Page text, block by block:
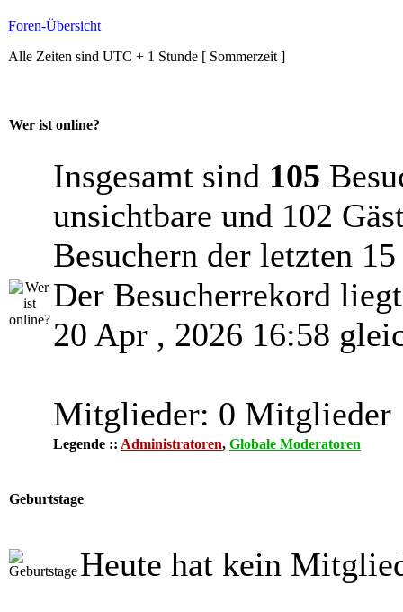
Foren-Übersicht
Alle Zeiten sind UTC + 1 Stunde [ Sommerzeit ]
Wer ist online?
Insgesamt sind 105
unsichtbare und 102
Besuchern der letzten
Der Besucherrekord
20 Apr , 2026 16:58
Mitglieder: 0 Mitglieder
Legende :: Administratoren, Globale Moderatoren
Geburtstage
Heute hat kein